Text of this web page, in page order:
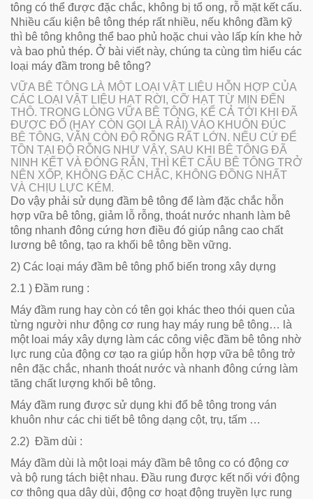
tông có thể được đặc chắc, không bị tổ ong, rỗ mặt kết cấu.
Nhiều cấu kiện bê tông thép rất nhiều, nếu không đầm kỹ
thì bê tông không thể bao phủ hoặc chui vào lấp kín khe hở
và bao phủ thép. Ở bài viết này, chúng ta cùng tìm hiểu các
loại máy đầm trong bê tông?
VỮA BÊ TÔNG LÀ MỘT LOẠI VẬT LIỆU HỖN HỢP CỦA
CÁC LOẠI VẬT LIỆU HẠT RỜI, CỠ HẠT TỪ MỊN ĐẾN
THÔ. TRONG LÒNG VỮA BÊ TÔNG, KỂ CẢ TỚI KHI ĐÃ
ĐƯỢC ĐỔ (HAY CÒN GỌI LÀ RẢI) VÀO KHUÔN ĐÚC
BÊ TÔNG, VẪN CÒN ĐỘ RỖNG RẤT LỚN. NẾU CỨ ĐỂ
TỒN TẠI ĐỘ RỖNG NHƯ VẬY, SAU KHI BÊ TÔNG ĐÃ
NINH KẾT VÀ ĐÓNG RẮN, THÌ KẾT CẤU BÊ TÔNG TRỞ
NÊN XỐP, KHÔNG ĐẶC CHẮC, KHÔNG ĐỒNG NHẤT
VÀ CHỊU LỰC KÉM.
Do vậy phải sử dụng đầm bê tông để làm đặc chắc hỗn
hợp vữa bê tông, giảm lỗ rỗng, thoát nước nhanh làm bê
tông nhanh đông cứng hơn điều đó giúp nâng cao chất
lương bê tông, tạo ra khối bê tông bền vững.
2) Các loại máy đầm bê tông phổ biến trong xây dựng
2.1 ) Đầm rung :
Máy đầm rung hay còn có tên gọi khác theo thói quen của
từng người như động cơ rung hay máy rung bê tông… là
một loai máy xây dựng làm các công việc đầm bê tông nhờ
lực rung của động cơ tạo ra giúp hỗn hợp vữa bê tông trở
nên đặc chắc, nhanh thoát nước và nhanh đông cứng làm
tăng chất lượng khối bê tông.
Máy đầm rung được sử dụng khi đổ bê tông trong ván
khuôn như các chi tiết bê tông dạng cột, trụ, tấm …
2.2) Đầm dùi :
Máy đầm dùi là một loại máy đầm bê tông co có động cơ
và bộ rung tách biệt nhau. Đầu rung được kết nối với động
cơ thông qua dây dùi, động cơ hoạt động truyền lực rung